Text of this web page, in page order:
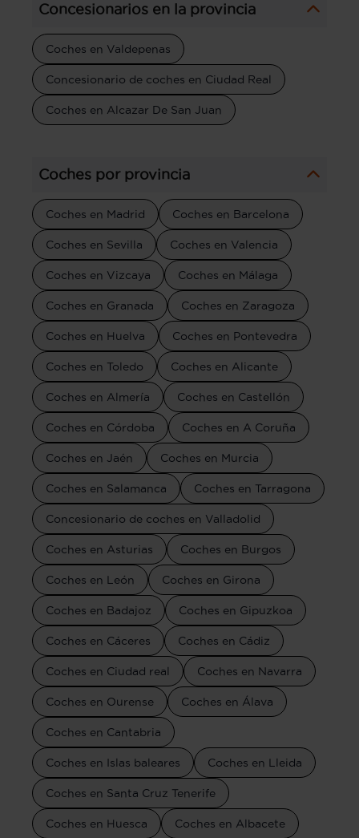
Concesionarios en la provincia
Coches en Valdepenas
Concesionario de coches en Ciudad Real
Coches en Alcazar De San Juan
Coches por provincia
Coches en Madrid Coches en Barcelona
Coches en Sevilla Coches en Valencia
Coches en Vizcaya Coches en Málaga
Coches en Granada Coches en Zaragoza
Coches en Huelva Coches en Pontevedra
Coches en Toledo Coches en Alicante
Coches en Almería Coches en Castellón
Coches en Córdoba Coches en A Coruña
Coches en Jaén Coches en Murcia
Coches en Salamanca Coches en Tarragona
Concesionario de coches en Valladolid
Coches en Asturias Coches en Burgos
Coches en León Coches en Girona
Coches en Badajoz Coches en Gipuzkoa
Coches en Cáceres Coches en Cádiz
Coches en Ciudad real Coches en Navarra
Coches en Ourense Coches en Álava
Coches en Cantabria
Coches en Islas baleares Coches en Lleida
Coches en Santa Cruz Tenerife
Coches en Huesca Coches en Albacete